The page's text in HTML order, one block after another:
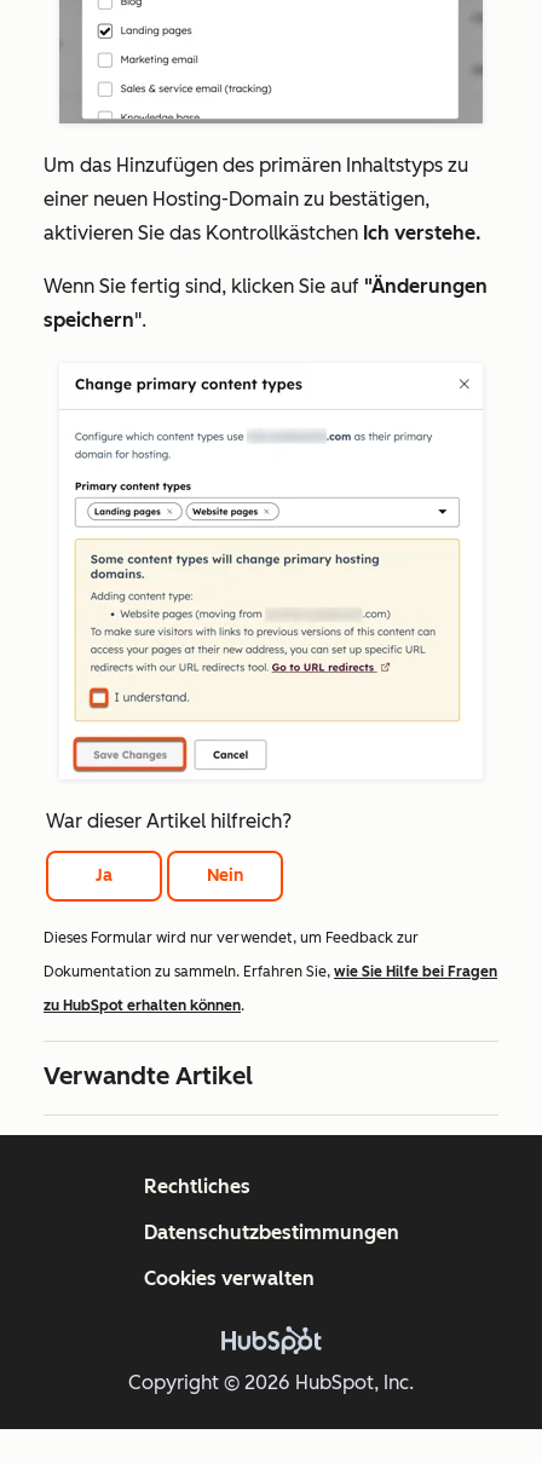
Um das Hinzufügen des primären Inhaltstyps zu
einer neuen Hosting-Domain zu bestätigen,
aktivieren Sie das Kontrollkästchen Ich verstehe.
Wenn Sie fertig sind, klicken Sie auf "Änderungen
speichern".
War dieser Artikel hilfreich?
Ja Nein
Dieses Formular wird nur verwendet, um Feedback zur
Dokumentation zu sammeln. Erfahren Sie, wie Sie Hilfe bei Fragen
zu HubSpot erhalten können.
Verwandte Artikel
Copyright © 2026 HubSpot, Inc.
Rechtliches
Datenschutzbestimmungen
Cookies verwalten